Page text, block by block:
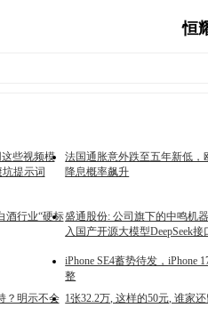
恒
些视频模
提示词
法国通胀意外跌至五年新低，
降息概率飙升
酒行业“硬标盛通股份: 公司旗下的中鸣机
入国产开源大模型DeepSeek接
iPhone SE4蓄势待发，iPhone
整
？明示不会 1张32.2万, 这样的50元, 谁家